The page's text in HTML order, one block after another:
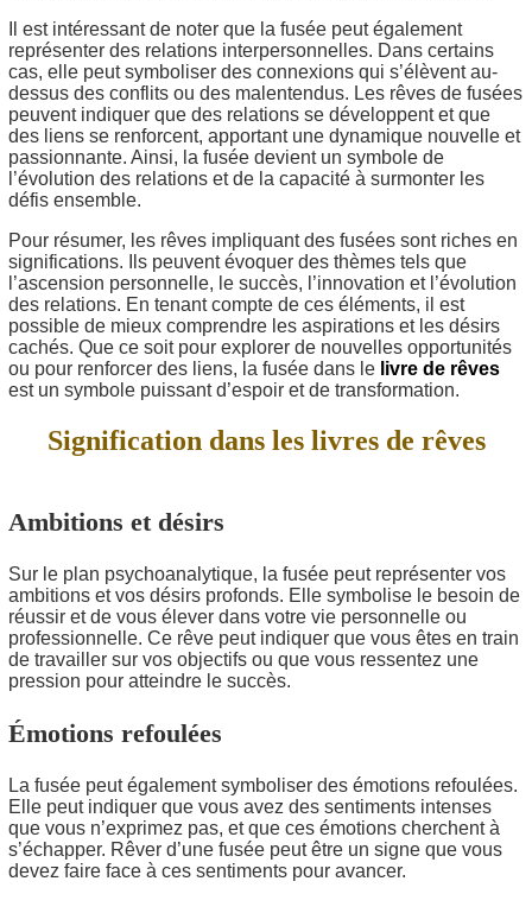
Il est intéressant de noter que la fusée peut également
représenter des relations interpersonnelles. Dans certains
cas, elle peut symboliser des connexions qui s’élèvent au-
dessus des conflits ou des malentendus. Les rêves de fusées
peuvent indiquer que des relations se développent et que
des liens se renforcent, apportant une dynamique nouvelle et
passionnante. Ainsi, la fusée devient un symbole de
l’évolution des relations et de la capacité à surmonter les
défis ensemble.
Pour résumer, les rêves impliquant des fusées sont riches en
significations. Ils peuvent évoquer des thèmes tels que
l’ascension personnelle, le succès, l’innovation et l’évolution
des relations. En tenant compte de ces éléments, il est
possible de mieux comprendre les aspirations et les désirs
cachés. Que ce soit pour explorer de nouvelles opportunités
ou pour renforcer des liens, la fusée dans le livre de rêves
est un symbole puissant d’espoir et de transformation.
Signification dans les livres de rêves
Ambitions et désirs
Sur le plan psychoanalytique, la fusée peut représenter vos
ambitions et vos désirs profonds. Elle symbolise le besoin de
réussir et de vous élever dans votre vie personnelle ou
professionnelle. Ce rêve peut indiquer que vous êtes en train
de travailler sur vos objectifs ou que vous ressentez une
pression pour atteindre le succès.
Émotions refoulées
La fusée peut également symboliser des émotions refoulées.
Elle peut indiquer que vous avez des sentiments intenses
que vous n’exprimez pas, et que ces émotions cherchent à
s’échapper. Rêver d’une fusée peut être un signe que vous
devez faire face à ces sentiments pour avancer.